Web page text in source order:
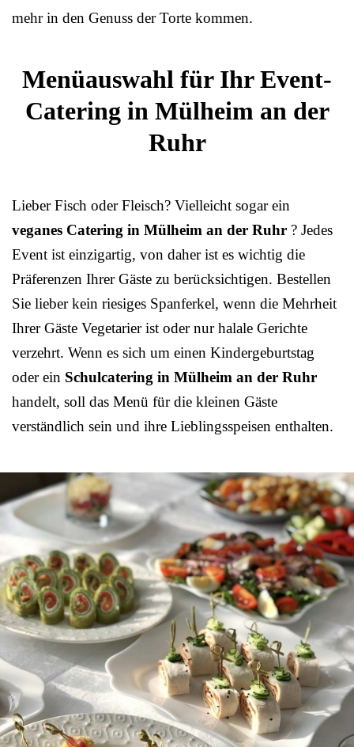
mehr in den Genuss der Torte kommen.
Menüauswahl für Ihr Event-
Catering in Mülheim an der
Ruhr
Lieber Fisch oder Fleisch? Vielleicht sogar ein
veganes Catering in Mülheim an der Ruhr ? Jedes
Event ist einzigartig, von daher ist es wichtig die
Präferenzen Ihrer Gäste zu berücksichtigen. Bestellen
Sie lieber kein riesiges Spanferkel, wenn die Mehrheit
Ihrer Gäste Vegetarier ist oder nur halale Gerichte
verzehrt. Wenn es sich um einen Kindergeburtstag
oder ein Schulcatering in Mülheim an der Ruhr
handelt, soll das Menü für die kleinen Gäste
verständlich sein und ihre Lieblingsspeisen enthalten.